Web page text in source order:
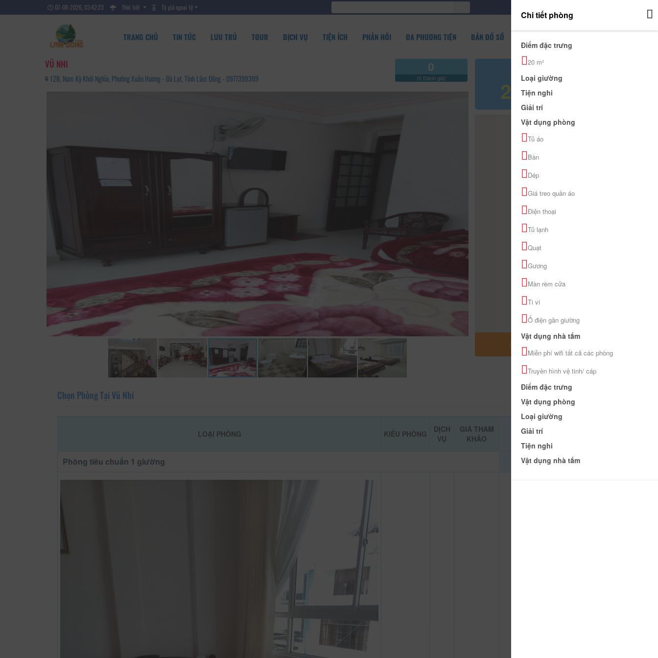
07-08-2026, 03:42:25 Thời tiết Tỷ giá ngoại tệ
TRANG CHỦ TIN TỨC LƯU TRÚ TOUR DỊCH VỤ TIỆN ÍCH PHẢN HỒI ĐA PHƯƠNG TIỆN BẢN ĐỒ SỐ
VŨ NHI
12B, Nam Kỳ Khởi Nghĩa, Phường Xuân Hương - Đà Lạt, Tỉnh Lâm Đồng - 0977399369
0
(0 Đánh giá)
Giá tham khảo
200.000 đ
Chọn Phòng Tại Vũ Nhi
LOẠI PHÒNG KIỂU PHÒNG
DỊCH
VỤ
GIÁ THAM
KHẢO
ĐẶT PHÒNG
Phòng tiêu chuẩn 1 giường
Chi tiết phòng
Điểm đặc trưng
20 m²
Loại giường
Tiện nghi
Giải trí
Vật dụng phòng
Tủ áo
Bàn
Dép
Giá treo quần áo
Điện thoại
Tủ lạnh
Quạt
Gương
Màn rèm cửa
Ti vi
Ổ điện gần giường
Vật dụng nhà tắm
Miễn phí wifi tất cả các phòng
Truyền hình vệ tinh/ cáp
Điểm đặc trưng
Vật dụng phòng
Loại giường
Giải trí
Tiện nghi
Vật dụng nhà tắm